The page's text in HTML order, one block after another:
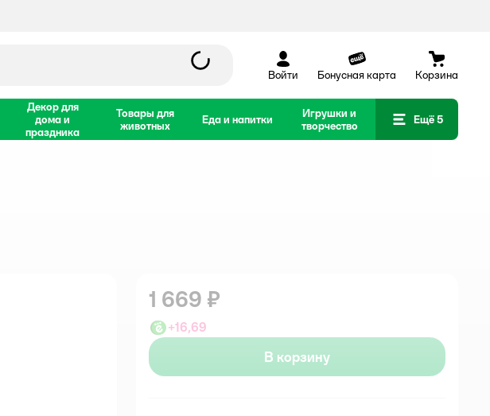
Войти Бонусная карта Корзина
Декор для
дома и
праздника
Товары для
животных
Еда и напитки
Игрушки и
творчество
Ещё 5
1 669 ₽
+16,69
В корзину